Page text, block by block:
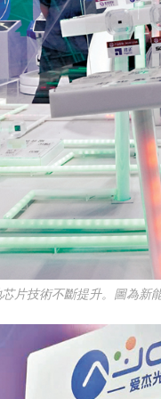
片技術不斷提升。圖為新